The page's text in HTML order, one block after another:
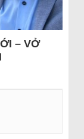
– VỞ